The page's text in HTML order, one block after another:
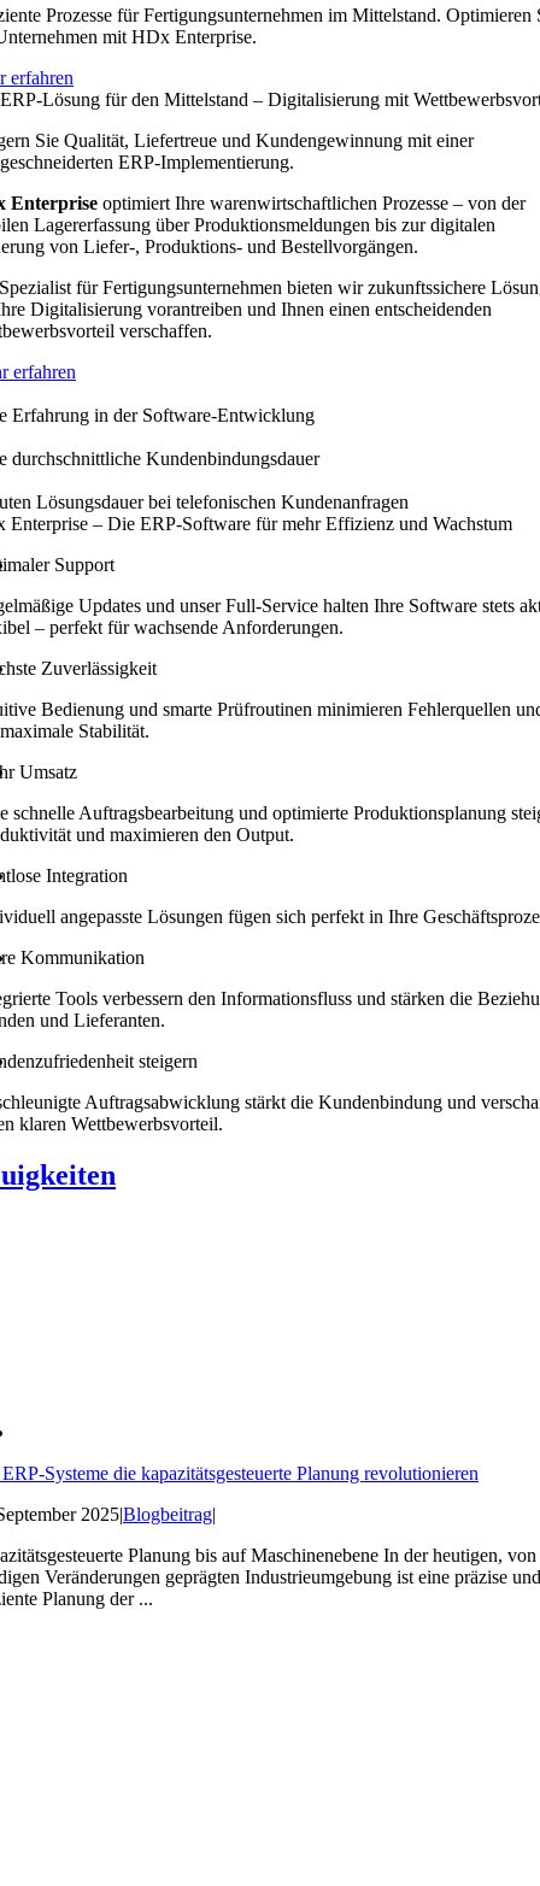
Prozesse für Fertigungsunternehmen im Mittelstand. Optimieren
mit HDx Enterprise.
erfahren
Lösung für den Mittelstand – Digitalisierung mit
Sie Qualität, Liefertreue und Kundengewinnung mit einer
ERP-Implementierung.
Enterprise optimiert Ihre warenwirtschaftlichen Prozesse – von der
Lagererfassung über Produktionsmeldungen bis zur digitalen
von Liefer-, Produktions- und Bestellvorgängen.
für Fertigungsunternehmen bieten wir zukunftssichere
Digitalisierung vorantreiben und Ihnen einen entscheidenden
verschaffen.
erfahren
Erfahrung in der Software-Entwicklung
durchschnittliche Kundenbindungsdauer
Lösungsdauer bei telefonischen Kundenanfragen
Enterprise – Die ERP-Software für mehr Effizienz und Wachstum
Support
Updates und unser Full-Service halten Ihre Software stets
– perfekt für wachsende Anforderungen.
Zuverlässigkeit
Bedienung und smarte Prüfroutinen minimieren Fehlerquellen
Stabilität.
Umsatz
schnelle Auftragsbearbeitung und optimierte Produktionsplanung
und maximieren den Output.
Integration
angepasste Lösungen fügen sich perfekt in Ihre
Kommunikation
Tools verbessern den Informationsfluss und stärken die
und Lieferanten.
steigern
Auftragsabwicklung stärkt die Kundenbindung und
klaren Wettbewerbsvorteil.
Systeme die kapazitätsgesteuerte Planung revolutionieren
2025|Blogbeitrag|
Planung bis auf Maschinenebene In der heutigen, von
Veränderungen geprägten Industrieumgebung ist eine präzise und
Planung der ...